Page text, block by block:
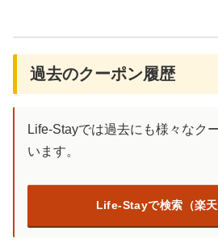
過去のクーポン履歴
Life-Stayでは過去にも様々なク
います。
Life-Stayで検索（楽天